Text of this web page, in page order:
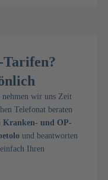
Tarifen?
nehmen wir uns Zeit
Telefonat beraten
Kranken- und OP-
und beantworten
Ihren